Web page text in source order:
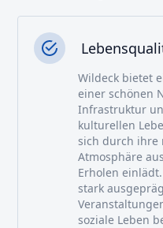
Wildeck bietet
einer schönen
Infrastruktur
kulturellen
sich durch ihre
Atmosphäre
Erholen
stark
soziale Leben